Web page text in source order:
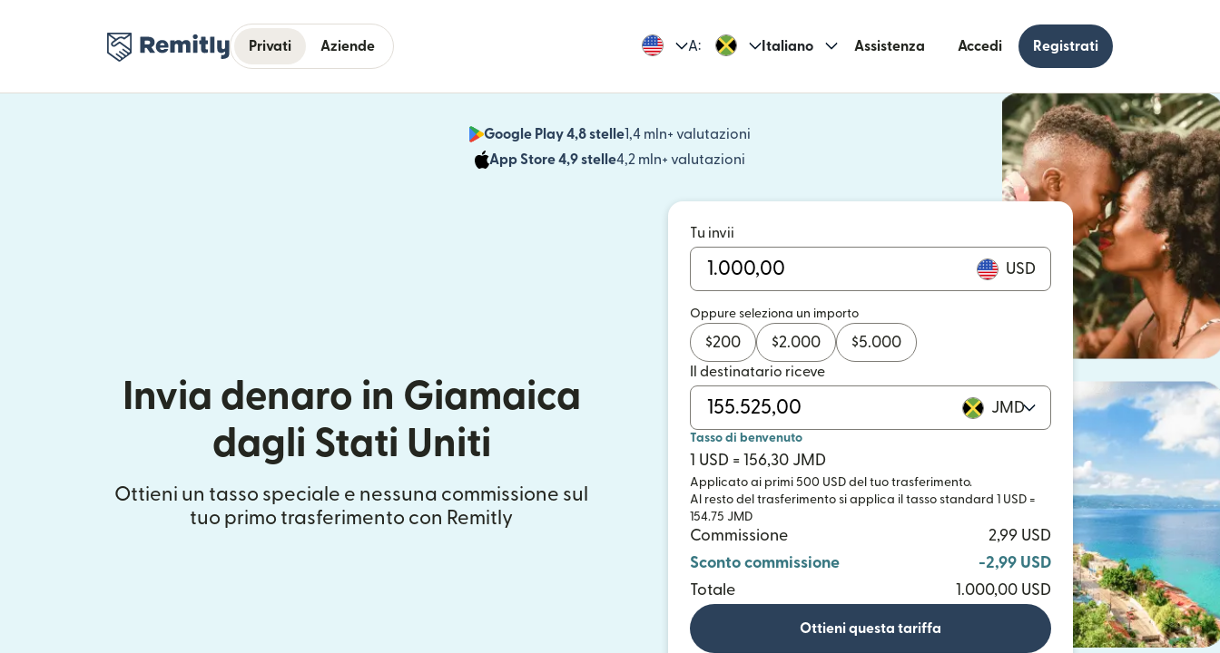
Privati Aziende A: Italiano Assistenza Accedi Registrati
Google Play 4,8 stelle1,4 mln+ valutazioni
App Store 4,9 stelle4,2 mln+ valutazioni
Invia denaro in Giamaica
dagli Stati Uniti
Ottieni un tasso speciale e nessuna commissione sul
tuo primo trasferimento con Remitly
Tu invii
USD
Oppure seleziona un importo
$200 $2.000 $5.000
Il destinatario riceve
JMD
Tasso di benvenuto
1 USD = 156,30 JMD
Applicato ai primi 500 USD del tuo trasferimento.
Al resto del trasferimento si applica il tasso standard 1 USD =
154.75 JMD
Commissione
2,99 USD
Sconto commissione
-2,99 USD
Totale
1.000,00 USD
Ottieni questa tariffa